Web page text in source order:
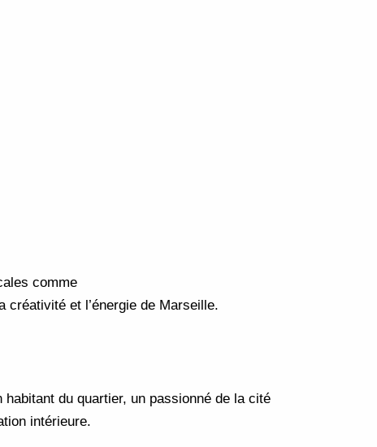
comme
créativité et l’énergie de Marseille.
du quartier, un passionné de la cité
intérieure.